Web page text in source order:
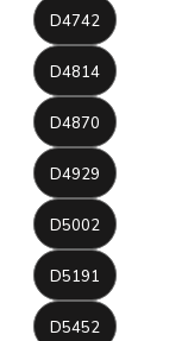
D4742
D4814
D4870
D4929
D5002
D5191
D5452